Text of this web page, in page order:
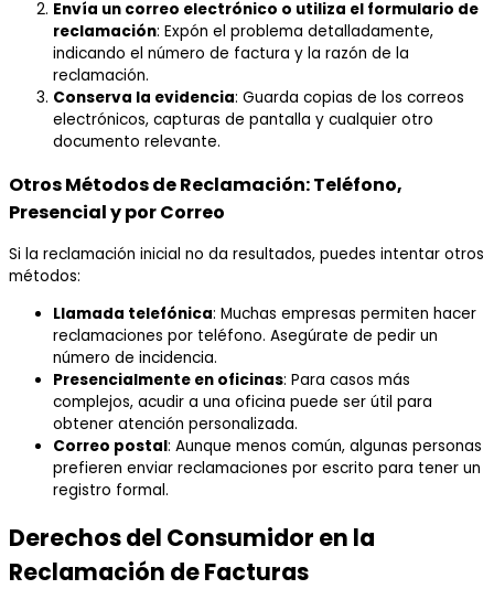
Envía un correo electrónico o utiliza el formulario de
reclamación: Expón el problema detalladamente,
indicando el número de factura y la razón de la
reclamación.
Conserva la evidencia: Guarda copias de los correos
electrónicos, capturas de pantalla y cualquier otro
documento relevante.
Otros Métodos de Reclamación: Teléfono,
Presencial y por Correo
Si la reclamación inicial no da resultados, puedes intentar otros
métodos:
Llamada telefónica: Muchas empresas permiten hacer
reclamaciones por teléfono. Asegúrate de pedir un
número de incidencia.
Presencialmente en oficinas: Para casos más
complejos, acudir a una oficina puede ser útil para
obtener atención personalizada.
Correo postal: Aunque menos común, algunas personas
prefieren enviar reclamaciones por escrito para tener un
registro formal.
Derechos del Consumidor en la
Reclamación de Facturas